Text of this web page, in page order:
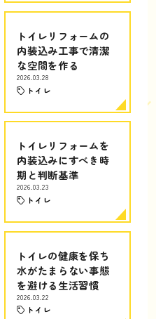
トイレリフォームの
内装込み工事で清潔
な空間を作る
2026.03.28
トイレ
トイレリフォームを
内装込みにすべき時
期と判断基準
2026.03.23
トイレ
トイレの健康を保ち
水がたまらない事態
を避ける生活習慣
2026.03.22
トイレ